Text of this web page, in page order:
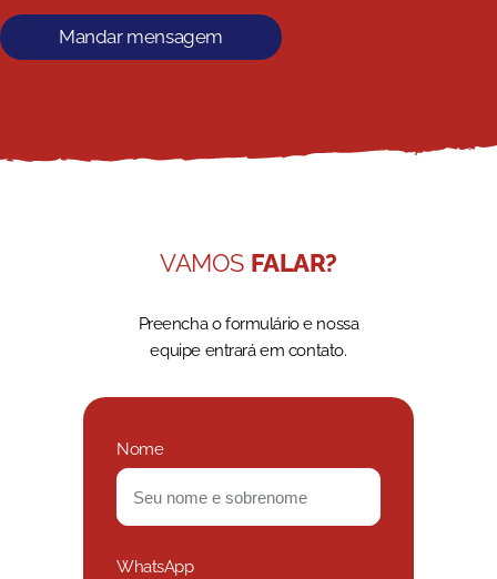
Mandar mensagem
VAMOS FALAR?
Preencha o formulário e nossa
equipe entrará em contato.
Nome
WhatsApp